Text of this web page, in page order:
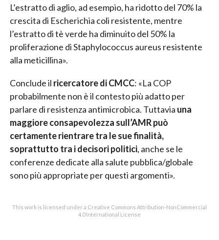
L’estratto di aglio, ad esempio, ha ridotto del 70% la
crescita di Escherichia coli resistente, mentre
l’estratto di tè verde ha diminuito del 50% la
proliferazione di Staphylococcus aureus resistente
alla meticillina».
Conclude il ricercatore di CMCC: «La COP
probabilmente non è il contesto più adatto per
parlare di resistenza antimicrobica. Tuttavia una
maggiore consapevolezza sull’AMRpuò
certamente rientrare tra le sue finalità,
soprattutto tra i decisori politici, anche se le
conferenze dedicate alla salute pubblica/globale
sono più appropriate per questi argomenti».
This work is licensed under a Creative Commons Attribution-NonCommercial
4.0 International License